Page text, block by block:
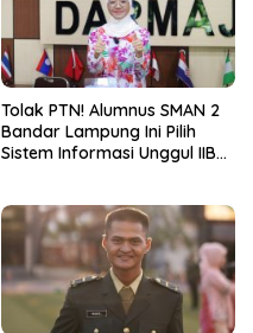
Tolak PTN! Alumnus SMAN 2
Bandar Lampung Ini Pilih
Sistem Informasi Unggul IIB